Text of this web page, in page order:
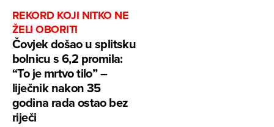
REKORD KOJI NITKO NE
ŽELI OBORITI
Čovjek došao u splitsku
bolnicu s 6,2 promila:
“To je mrtvo tilo” –
liječnik nakon 35
godina rada ostao bez
riječi